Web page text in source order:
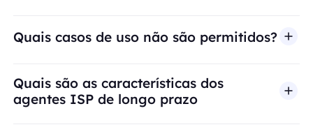
Quais casos de uso não são permitidos?
A BestProxy não oferece suporte a fraude,
Quais são as características dos
agentes ISP de longo prazo